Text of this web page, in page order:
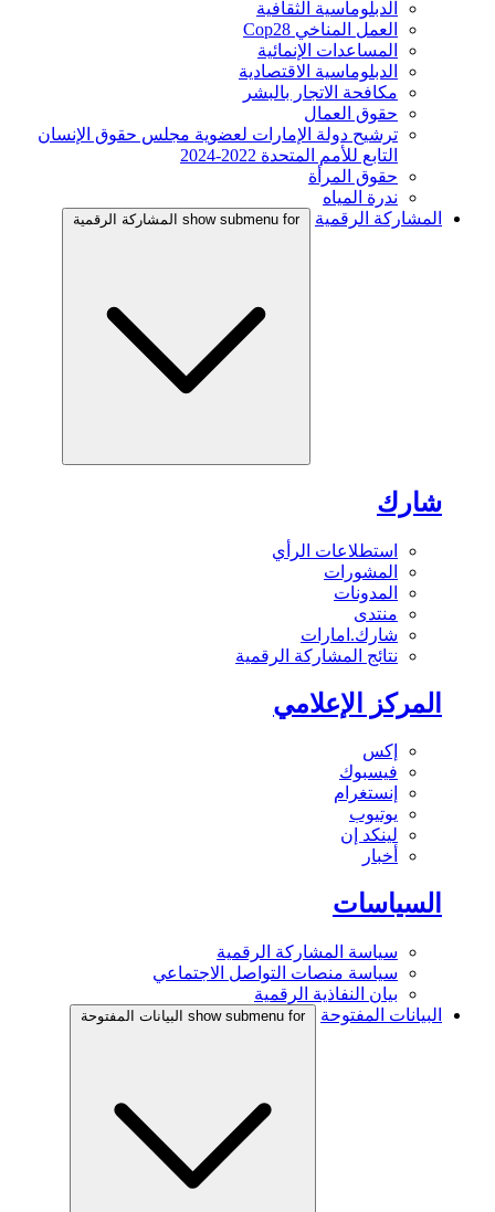
الدبلوماسية الثقافية
العمل المناخي Cop28
المساعدات الإنمائية
الدبلوماسية الاقتصادية
مكافحة الاتجار بالبشر
حقوق العمال
ترشيح دولة الإمارات لعضوية مجلس حقوق الإنسان
التابع للأمم المتحدة 2022-2024
حقوق المرأة
ندرة المياه
المشاركة الرقمية
show submenu for المشاركة الرقمية
شارك
استطلاعات الرأي
المشورات
المدونات
منتدى
شارك.امارات
نتائج المشاركة الرقمية
المركز الإعلامي
إكس
فيسبوك
إنستغرام
يوتيوب
لينكد إن
أخبار
السياسات
سياسة المشاركة الرقمية
سياسة منصات التواصل الاجتماعي
بيان النفاذية الرقمية
البيانات المفتوحة
show submenu for البيانات المفتوحة